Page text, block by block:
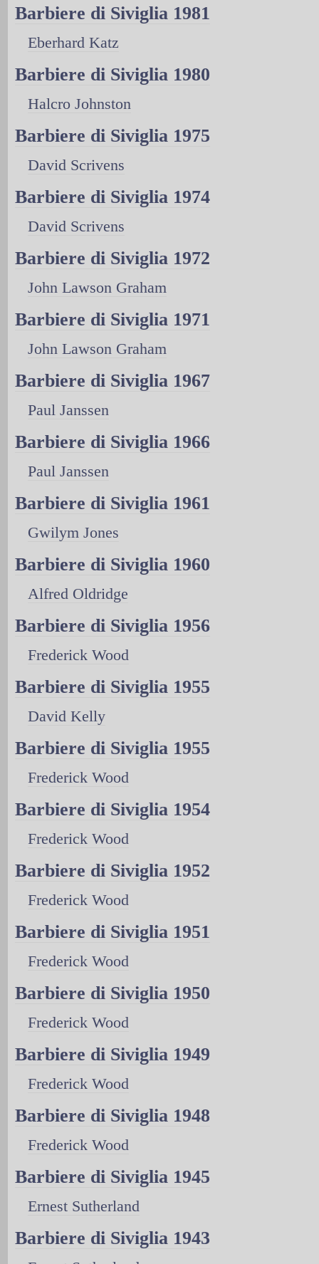
Barbiere di Siviglia 1981
Eberhard Katz
Barbiere di Siviglia 1980
Halcro Johnston
Barbiere di Siviglia 1975
David Scrivens
Barbiere di Siviglia 1974
David Scrivens
Barbiere di Siviglia 1972
John Lawson Graham
Barbiere di Siviglia 1971
John Lawson Graham
Barbiere di Siviglia 1967
Paul Janssen
Barbiere di Siviglia 1966
Paul Janssen
Barbiere di Siviglia 1961
Gwilym Jones
Barbiere di Siviglia 1960
Alfred Oldridge
Barbiere di Siviglia 1956
Frederick Wood
Barbiere di Siviglia 1955
David Kelly
Barbiere di Siviglia 1955
Frederick Wood
Barbiere di Siviglia 1954
Frederick Wood
Barbiere di Siviglia 1952
Frederick Wood
Barbiere di Siviglia 1951
Frederick Wood
Barbiere di Siviglia 1950
Frederick Wood
Barbiere di Siviglia 1949
Frederick Wood
Barbiere di Siviglia 1948
Frederick Wood
Barbiere di Siviglia 1945
Ernest Sutherland
Barbiere di Siviglia 1943